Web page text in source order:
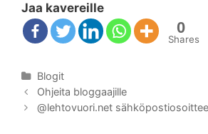
Jaa kavereille
0
Shares
Kategoriat
Blogit
Artikkelien
selaus
Ohjeita bloggaajille
@lehtovuori.net